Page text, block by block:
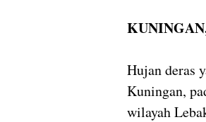
Hujan deras
Kuningan,
wilayah